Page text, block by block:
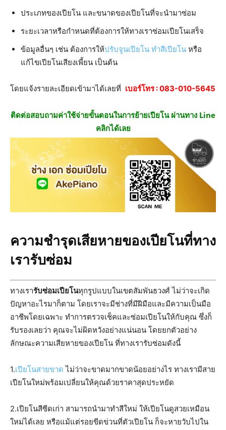
ประเภทของเปียโน และขนาดของเปียโนที่จะนำมาซ่อม
ระยะเวลาหรือกำหนดที่ต้องการให้ทางเราซ่อมเปียโนเสร็จ
ข้อมูลอื่นๆ เช่น ต้องการให้ปรับจูนเปียโน ทำสีเปียโน หรือ
แก้ไขเปียโนเสียงเพี้ยน เป็นต้น
โดยแจ้งรายละเอียดเข้ามาได้เลยที่ เบอร์โทร :083-010-5645
ติดต่อสอบถามค่าใช้จ่ายขั้นตอนในการย้ายเปียโน ผ่านทาง Line
คลิกได้เลย
ความชำรุดเสียหายของเปียโนที่ทาง
เรารับซ่อม
ทางเรารับซ่อมเปียโนทุกรูปแบบในเขตสัมพันธวงศ์ ไม่ว่าจะเกิด
ปัญหาอะไรมาก็ตาม โดยเราจะมีช่างที่มีฝีมือและมีความเป็นมือ
อาชีพโดยเฉพาะ ทำการตรวจเช็คและซ่อมเปียโนให้กับคุณ ซึ่งก็
รับรองเลยว่า คุณจะไม่ผิดหวังอย่างแน่นอน โดยยกตัวอย่าง
ลักษณะความเสียหายของเปียโน ที่ทางเรารับซ่อมดังนี้
1.เปียโนสายขาด ไม่ว่าจะขาดมากขาดน้อยอย่างไร ทางเรามีสาย
เปียโนใหม่พร้อมเปลี่ยนให้คุณด้วยราคาสุดประหยัด
2.เปียโนสีซีดเก่า สามารถนำมาทำสีใหม่ ให้เปียโนดูสวยเหมือน
ใหม่ได้เลย หรือแม้แต่รอยขีดข่วนที่ตัวเปียโน ก็จะหายวับไปใน